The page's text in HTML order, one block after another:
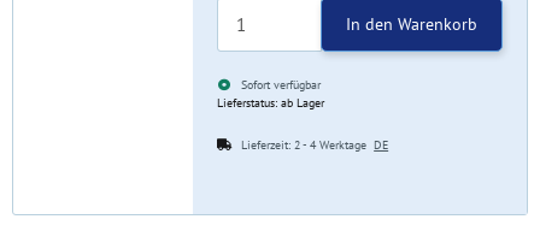
In den Warenkorb
Sofort verfügbar
Lieferstatus: ab Lager
Lieferzeit: 2 - 4 WerktageDE